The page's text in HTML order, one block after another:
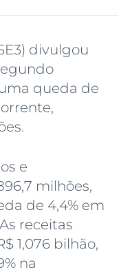
divulgou
queda de
e
milhões,
de 4,4% em
receitas
1,076 bilhão,
na